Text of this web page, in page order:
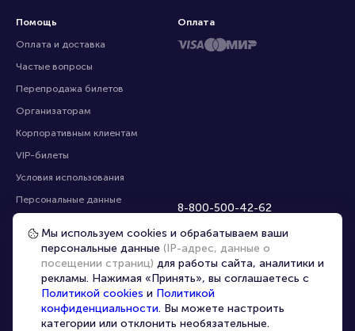
Помощь
Оплата и доставка
Частые вопросы
Перепродажа билетов
Организаторам
Корпоративным клиентам
VIP-билеты
Условия использования
Персональные данные
Контакты
Карта сайта
Управление cookies
8-800-500-42-62
info@portalbilet.ru
С 10:00 до 21:00,
звонок бесплатный
Все площадки
Оплата
Главная | Другие страны
Мы используем cookies и обрабатываем ваши
персональные данные (IP-адрес, данные о
посещении страниц) для работы сайта, аналитики и
рекламы. Нажимая «Принять», вы соглашаетесь с
Политикой cookies и Политикой
конфиденциальности. Вы можете настроить
категории или отклонить необязательные.